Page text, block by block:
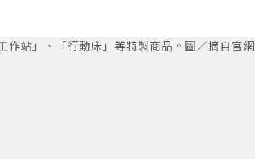
作站」、「行動床」等特製商品。圖／摘自官網